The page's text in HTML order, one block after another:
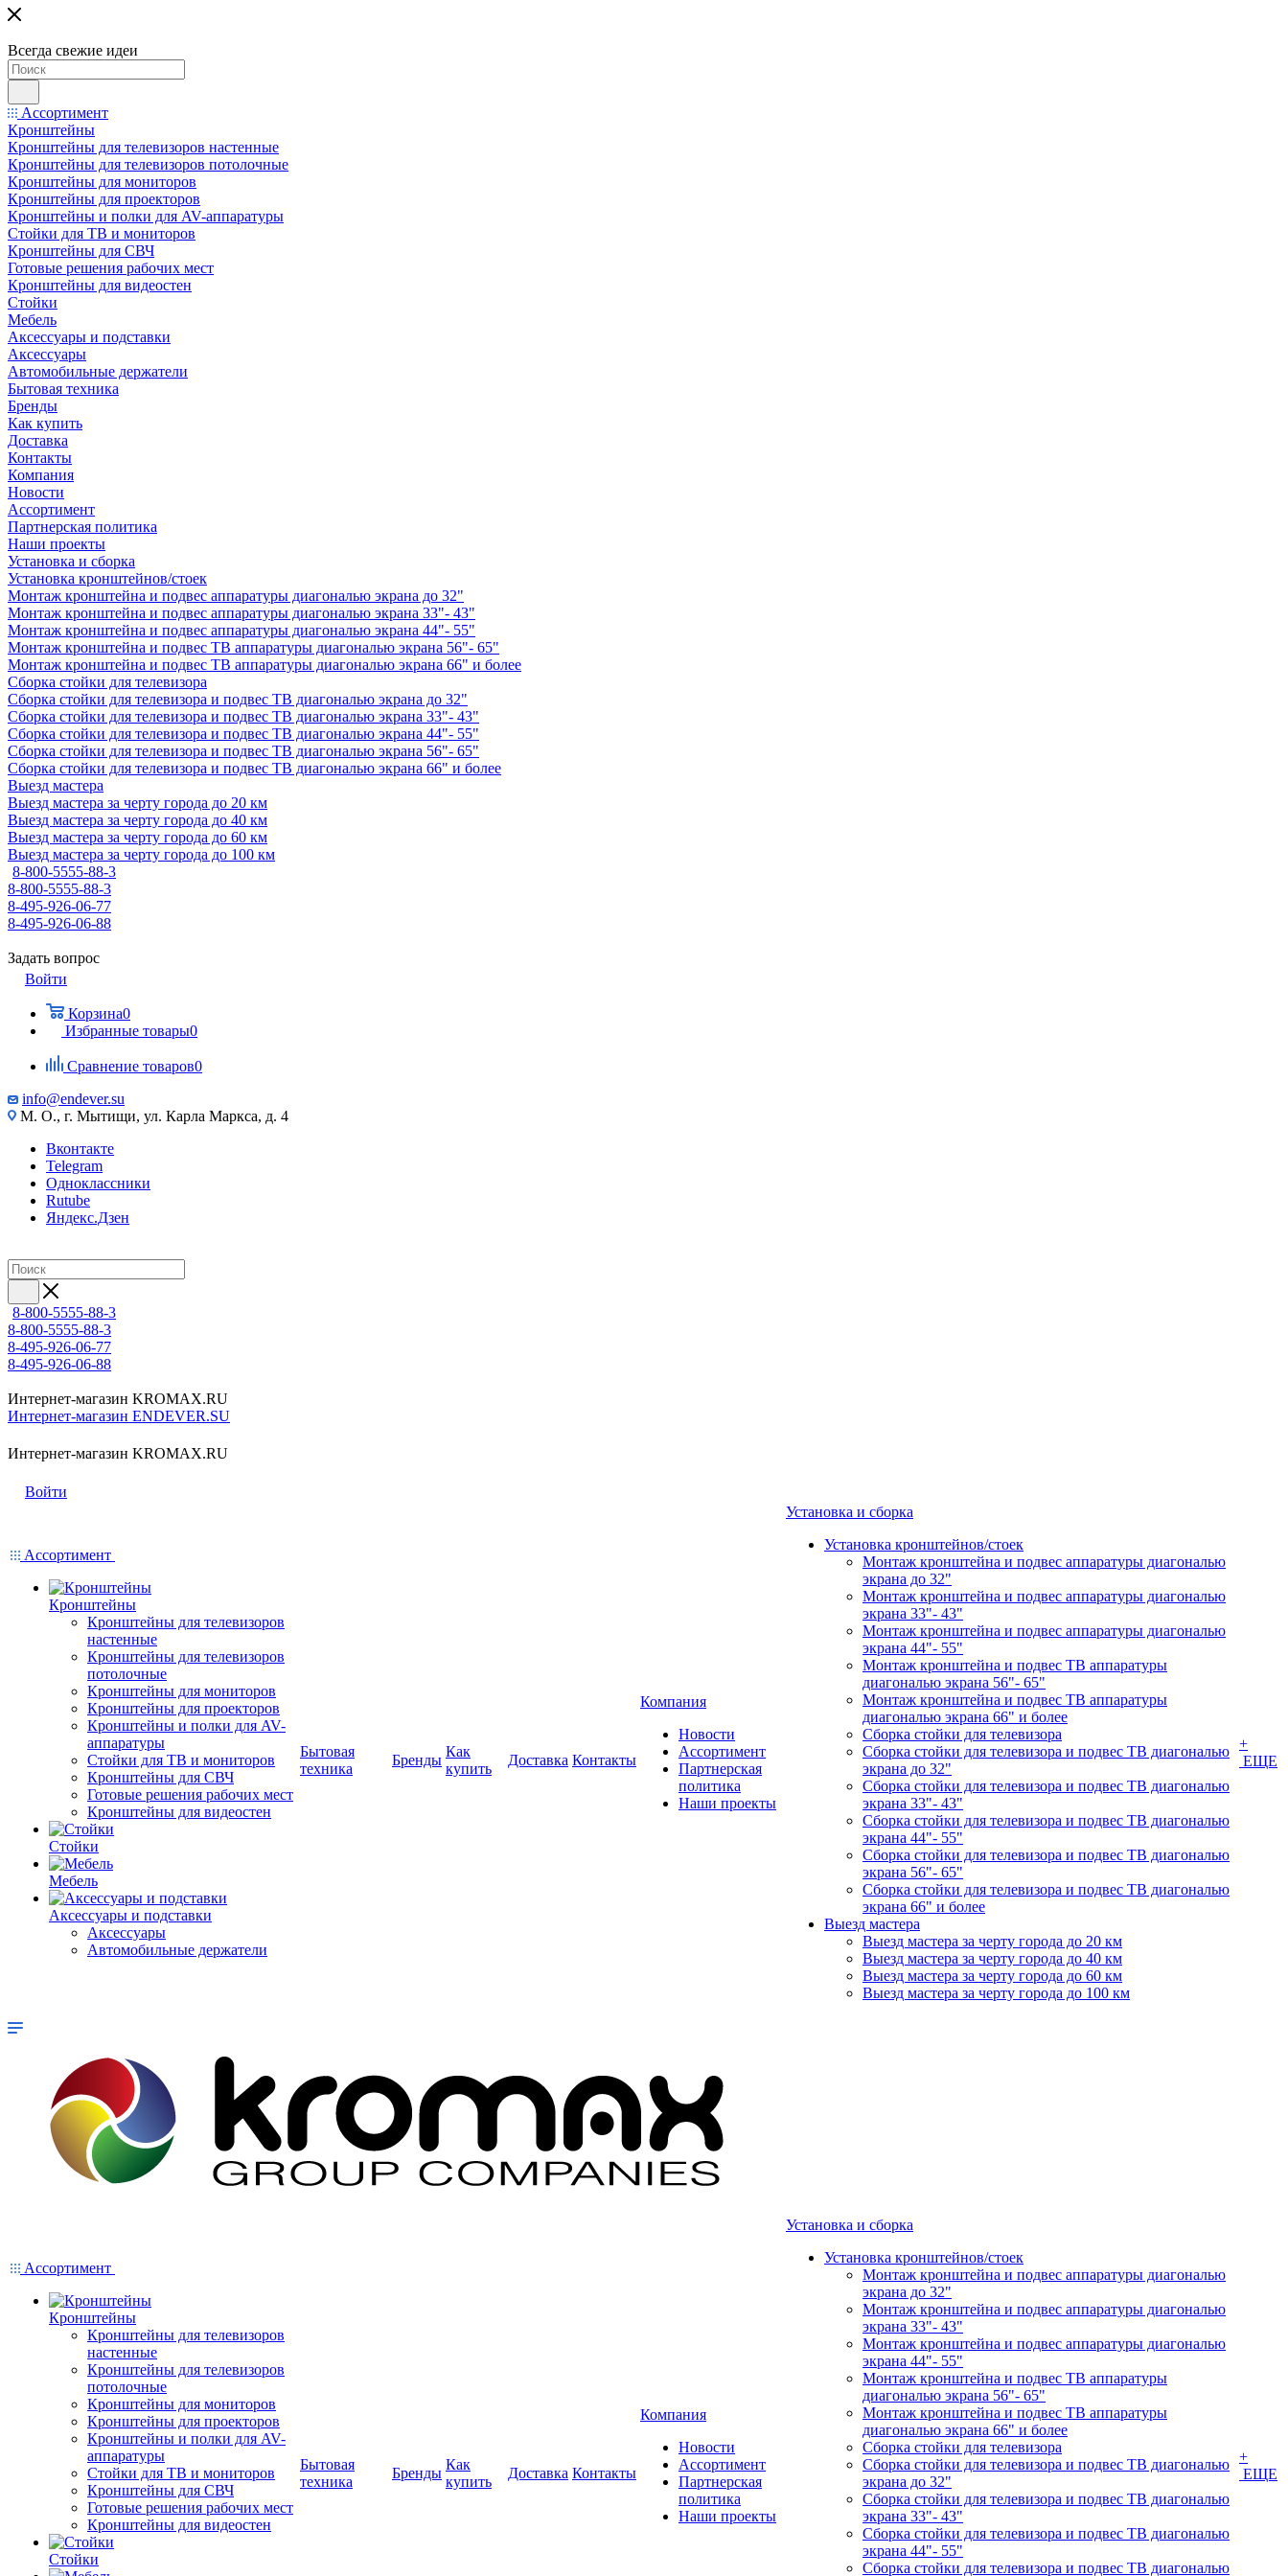
Всегда свежие идеи
Ассортимент
Кронштейны
Кронштейны для телевизоров настенные
Кронштейны для телевизоров потолочные
Кронштейны для мониторов
Кронштейны для проекторов
Кронштейны и полки для AV-аппаратуры
Стойки для ТВ и мониторов
Кронштейны для СВЧ
Готовые решения рабочих мест
Кронштейны для видеостен
Стойки
Мебель
Аксессуары и подставки
Аксессуары
Автомобильные держатели
Бытовая техника
Бренды
Как купить
Доставка
Контакты
Компания
Новости
Ассортимент
Партнерская политика
Наши проекты
Установка и сборка
Установка кронштейнов/стоек
Монтаж кронштейна и подвес аппаратуры диагональю экрана до 32"
Монтаж кронштейна и подвес аппаратуры диагональю экрана 33"- 43"
Монтаж кронштейна и подвес аппаратуры диагональю экрана 44"- 55"
Монтаж кронштейна и подвес ТВ аппаратуры диагональю экрана 56"- 65"
Монтаж кронштейна и подвес ТВ аппаратуры диагональю экрана 66" и более
Сборка стойки для телевизора
Сборка стойки для телевизора и подвес ТВ диагональю экрана до 32"
Сборка стойки для телевизора и подвес ТВ диагональю экрана 33"- 43"
Сборка стойки для телевизора и подвес ТВ диагональю экрана 44"- 55"
Сборка стойки для телевизора и подвес ТВ диагональю экрана 56"- 65"
Сборка стойки для телевизора и подвес ТВ диагональю экрана 66" и более
Выезд мастера
Выезд мастера за черту города до 20 км
Выезд мастера за черту города до 40 км
Выезд мастера за черту города до 60 км
Выезд мастера за черту города до 100 км
8-800-5555-88-3
8-800-5555-88-3
8-495-926-06-77
8-495-926-06-88
Задать вопрос
Войти
Корзина0
Избранные товары0
Сравнение товаров0
info@endever.su
М. О., г. Мытищи, ул. Карла Маркса, д. 4
Вконтакте
Telegram
Одноклассники
Rutube
Яндекс.Дзен
8-800-5555-88-3
8-800-5555-88-3
8-495-926-06-77
8-495-926-06-88
Интернет-магазин KROMAX.RU
Интернет-магазин ENDEVER.SU
Интернет-магазин KROMAX.RU
Войти
Ассортимент
Кронштейны
Кронштейны для телевизоров
настенные
Кронштейны для телевизоров
потолочные
Кронштейны для мониторов
Кронштейны для проекторов
Кронштейны и полки для AV-
аппаратуры
Стойки для ТВ и мониторов
Кронштейны для СВЧ
Готовые решения рабочих мест
Кронштейны для видеостен
Стойки
Мебель
Аксессуары и подставки
Аксессуары
Автомобильные держатели
Бытовая
техника
Бренды
Как
купить
Доставка Контакты
Компания
Новости
Ассортимент
Партнерская
политика
Наши проекты
Установка и сборка
Установка кронштейнов/стоек
Монтаж кронштейна и подвес аппаратуры диагональю
экрана до 32"
Монтаж кронштейна и подвес аппаратуры диагональю
экрана 33"- 43"
Монтаж кронштейна и подвес аппаратуры диагональю
экрана 44"- 55"
Монтаж кронштейна и подвес ТВ аппаратуры
диагональю экрана 56"- 65"
Монтаж кронштейна и подвес ТВ аппаратуры
диагональю экрана 66" и более
Сборка стойки для телевизора
Сборка стойки для телевизора и подвес ТВ диагональю
экрана до 32"
Сборка стойки для телевизора и подвес ТВ диагональю
экрана 33"- 43"
Сборка стойки для телевизора и подвес ТВ диагональю
экрана 44"- 55"
Сборка стойки для телевизора и подвес ТВ диагональю
экрана 56"- 65"
Сборка стойки для телевизора и подвес ТВ диагональю
экрана 66" и более
Выезд мастера
Выезд мастера за черту города до 20 км
Выезд мастера за черту города до 40 км
Выезд мастера за черту города до 60 км
Выезд мастера за черту города до 100 км
+
ЕЩЕ
Ассортимент
Кронштейны
Кронштейны для телевизоров
настенные
Кронштейны для телевизоров
потолочные
Кронштейны для мониторов
Кронштейны для проекторов
Кронштейны и полки для AV-
аппаратуры
Стойки для ТВ и мониторов
Кронштейны для СВЧ
Готовые решения рабочих мест
Кронштейны для видеостен
Стойки
Бытовая
техника
Бренды
Как
купить
Доставка Контакты
Компания
Новости
Ассортимент
Партнерская
политика
Наши проекты
Установка и сборка
Установка кронштейнов/стоек
Монтаж кронштейна и подвес аппаратуры диагональю
экрана до 32"
Монтаж кронштейна и подвес аппаратуры диагональю
экрана 33"- 43"
Монтаж кронштейна и подвес аппаратуры диагональю
экрана 44"- 55"
Монтаж кронштейна и подвес ТВ аппаратуры
диагональю экрана 56"- 65"
Монтаж кронштейна и подвес ТВ аппаратуры
диагональю экрана 66" и более
Сборка стойки для телевизора
Сборка стойки для телевизора и подвес ТВ диагональю
экрана до 32"
Сборка стойки для телевизора и подвес ТВ диагональю
экрана 33"- 43"
Сборка стойки для телевизора и подвес ТВ диагональю
экрана 44"- 55"
Сборка стойки для телевизора и подвес ТВ диагональю
+
ЕЩЕ